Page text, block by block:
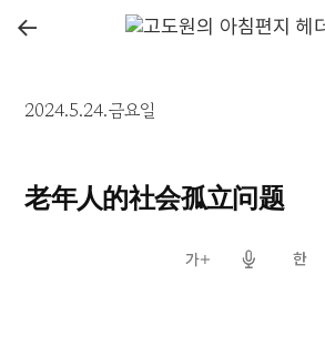
←
2024.5.24.금요일
老年人的社会孤立问题